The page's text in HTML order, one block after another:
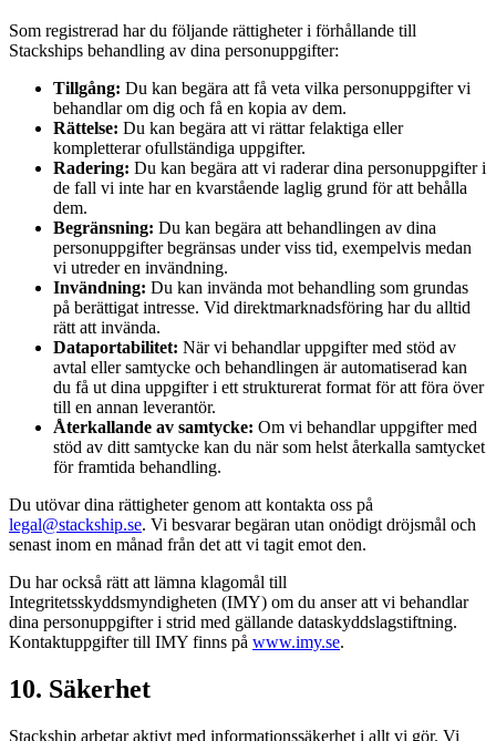
Som registrerad har du följande rättigheter i förhållande till
Stackships behandling av dina personuppgifter:
Tillgång: Du kan begära att få veta vilka personuppgifter vi
behandlar om dig och få en kopia av dem.
Rättelse: Du kan begära att vi rättar felaktiga eller
kompletterar ofullständiga uppgifter.
Radering: Du kan begära att vi raderar dina personuppgifter i
de fall vi inte har en kvarstående laglig grund för att behålla
dem.
Begränsning: Du kan begära att behandlingen av dina
personuppgifter begränsas under viss tid, exempelvis medan
vi utreder en invändning.
Invändning: Du kan invända mot behandling som grundas
på berättigat intresse. Vid direktmarknadsföring har du alltid
rätt att invända.
Dataportabilitet: När vi behandlar uppgifter med stöd av
avtal eller samtycke och behandlingen är automatiserad kan
du få ut dina uppgifter i ett strukturerat format för att föra över
till en annan leverantör.
Återkallande av samtycke: Om vi behandlar uppgifter med
stöd av ditt samtycke kan du när som helst återkalla samtycket
för framtida behandling.
Du utövar dina rättigheter genom att kontakta oss på
legal@stackship.se. Vi besvarar begäran utan onödigt dröjsmål och
senast inom en månad från det att vi tagit emot den.
Du har också rätt att lämna klagomål till
Integritetsskyddsmyndigheten (IMY) om du anser att vi behandlar
dina personuppgifter i strid med gällande dataskyddslagstiftning.
Kontaktuppgifter till IMY finns på www.imy.se.
10. Säkerhet
Stackship arbetar aktivt med informationssäkerhet i allt vi gör. Vi